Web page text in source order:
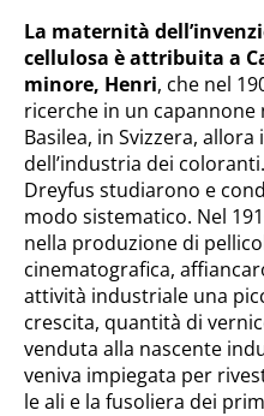
La maternità
cellulosa è attribuita a
minore, Henri, che nel
ricerche in un
Basilea, in Svizzera,
dell’industria dei
Dreyfus studiarono e
modo sistematico. Nel
nella produzione di
cinematografica,
attività industriale una
crescita, quantità di
venduta alla nascente
veniva impiegata per
le ali e la fusoliera dei